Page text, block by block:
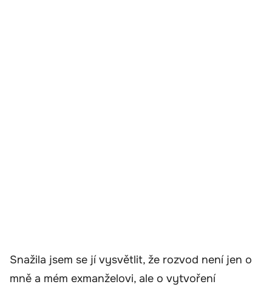
Snažila jsem se jí vysvětlit, že rozvod není jen o
mně a mém exmanželovi, ale o vytvoření